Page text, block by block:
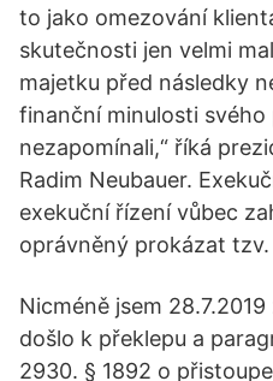
to jako omezování
skutečnosti jen velmi
majetku před následky
finanční minulosti svého
nezapomínali,“ říká
Radim Neubauer.
exekuční řízení vůbec
oprávněný prokázat tzv.
Nicméně jsem
došlo k překlepu a
2930. § 1892 o